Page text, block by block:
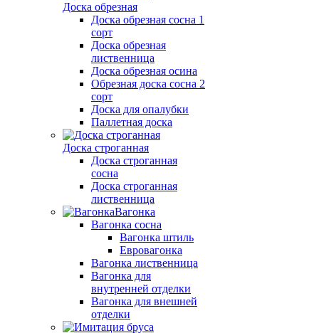
Доска обрезная
Доска обрезная сосна 1
сорт
Доска обрезная
лиственница
Доска обрезная осина
Обрезная доска сосна 2
сорт
Доска для опалубки
Паллетная доска
Доска строганная
Доска строганная
сосна
Доска строганная
лиственница
Вагонка
Вагонка сосна
Вагонка штиль
Евровагонка
Вагонка лиственница
Вагонка для
внутренней отделки
Вагонка для внешней
отделки